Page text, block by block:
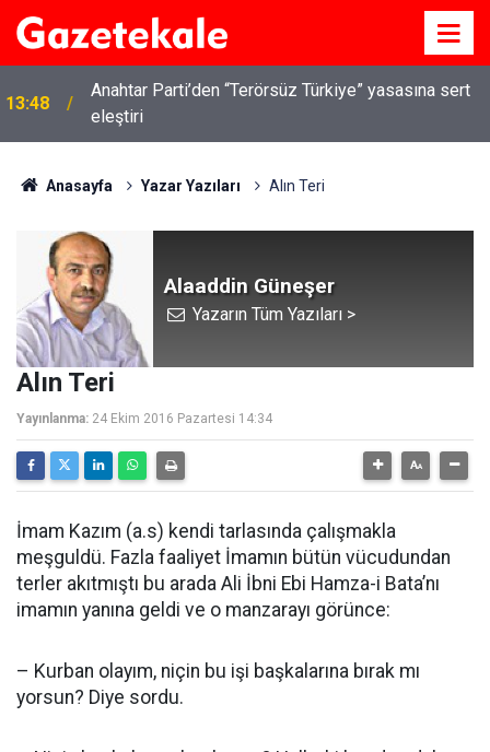
Anahtar Parti’den “Terörsüz Türkiye” yasasına sert
eleştiri
13:07
Kırıkkale’de hayvan hastalıklarına karşı denetimler
artırıldı
Anasayfa Yazar Yazıları Alın Teri
Alaaddin Güneşer
Yazarın Tüm Yazıları >
Alın Teri
Yayınlanma: 24 Ekim 2016 Pazartesi 14:34
İmam Kazım (a.s) kendi tarlasında çalışmakla
meşguldü. Fazla faaliyet İmamın bütün vücudundan
terler akıtmıştı bu arada Ali İbni Ebi Hamza-i Bata’nı
imamın yanına geldi ve o manzarayı görünce:
– Kurban olayım, niçin bu işi başkalarına bırak mı
yorsun? Diye sordu.